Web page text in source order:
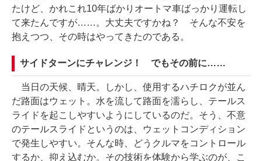
たけど、かれこれ10年ばかりオートマ車ばっかり運転し
て来たんですが……。大丈夫ですかね？ そんな不安を
抱えつつ、その時はやってきたのである。
サイドターンにチャレンジ！ でもその前に……
当日の天候、晴天。しかし、使用するハチロクが並ん
だ路面はウェット。水を流して路面を濡らし、テールス
ライドを起こしやすいようにしているのだ。そう、不意
のテールスライドというのは、ウェットコンディション
で発生しやすい。そんな時、どうクルマをコントロール
するか、抑え込むか。その技術を体験から学ぶのが、こ